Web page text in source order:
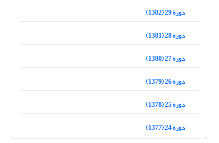
دوره 29 (1382)
دوره 28 (1381)
دوره 27 (1380)
دوره 26 (1379)
دوره 25 (1378)
دوره 24 (1377)